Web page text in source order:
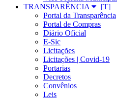
TRANSPARÊNCIA
Portal da Transparência
Portal de Compras
Diário Oficial
E-Sic
Licitações
Licitações | Covid-19
Portarias
Decretos
Convênios
Leis